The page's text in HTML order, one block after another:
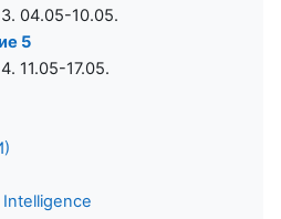
04.05-10.05.
5
11.05-17.05.
Intelligence